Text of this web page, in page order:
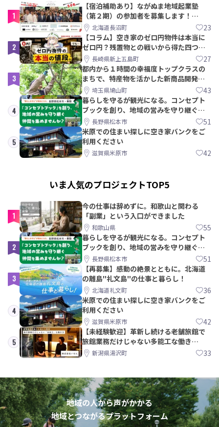
1
【宿泊補助あり】ながぬま地域起業塾
（第２期）の参加者を募集します！
【8/21〆】
北海道長沼町 23
2
【コラム】空き家のゼロ円物件は本当に
ゼロ円？残置物との戦いから得た四つの
教訓｜新上五島町
長崎県新上五島町 27
3
都内から１時間の幸福度トップクラスの
まちで、特産物を活かした新商品開発＆
PRメンバー募集！
埼玉県鳩山町 43
4
暮らしを守るが観光になる。コンセプト
ブックを創り、地域の営みを守り継ぐ仲
間を集めませんか？
長野県松本市 51
5
米原での住まい探しに空き家バンクをご
利用ください
滋賀県米原市 42
いま人気のプロジェクトTOP5
1
今の仕事は辞めずに。和歌山と関わる
「副業」という入口ができました
和歌山県 55
2
暮らしを守るが観光になる。コンセプト
ブックを創り、地域の営みを守り継ぐ仲
間を集めませんか？
長野県松本市 51
3
【再募集】感動の絶景とともに。北海道
の離島"礼文島"の仕事と暮らし！
北海道礼文町 36
4
米原での住まい探しに空き家バンクをご
利用ください
滋賀県米原市 42
5
【未経験歓迎】革新し続ける老舗旅館で
旅館業務だけじゃない多能工な働き
方。 株式会社いせん
新潟県湯沢町 33
地域の人から声がかかる
地域とつながるプラットフォーム